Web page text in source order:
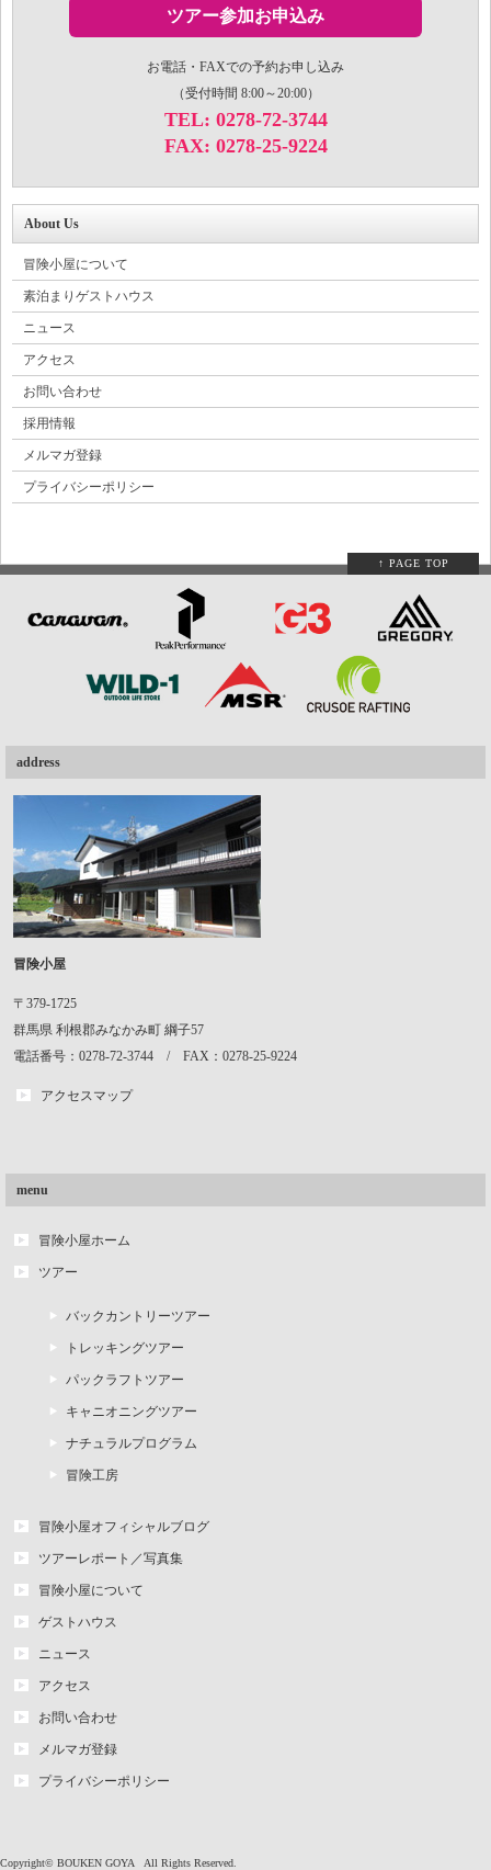
ツアー参加お申込み
お電話・FAXでの予約お申し込み
（受付時間 8:00～20:00）
TEL: 0278-72-3744
FAX: 0278-25-9224
About Us
冒険小屋について
素泊まりゲストハウス
ニュース
アクセス
お問い合わせ
採用情報
メルマガ登録
プライバシーポリシー
↑ PAGE TOP
address
冒険小屋
〒379-1725
群馬県 利根郡みなかみ町 綱子57
電話番号：0278-72-3744 / FAX：0278-25-9224
アクセスマップ
menu
冒険小屋ホーム
ツアー
バックカントリーツアー
トレッキングツアー
パックラフトツアー
キャニオニングツアー
ナチュラルプログラム
冒険工房
冒険小屋オフィシャルブログ
ツアーレポート／写真集
冒険小屋について
ゲストハウス
ニュース
アクセス
お問い合わせ
メルマガ登録
プライバシーポリシー
Copyright© BOUKEN GOYAAll Rights Reserved.